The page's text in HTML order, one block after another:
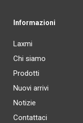
Informazioni
Laxmi
Chi siamo
Prodotti
Nuovi arrivi
Notizie
Contattaci